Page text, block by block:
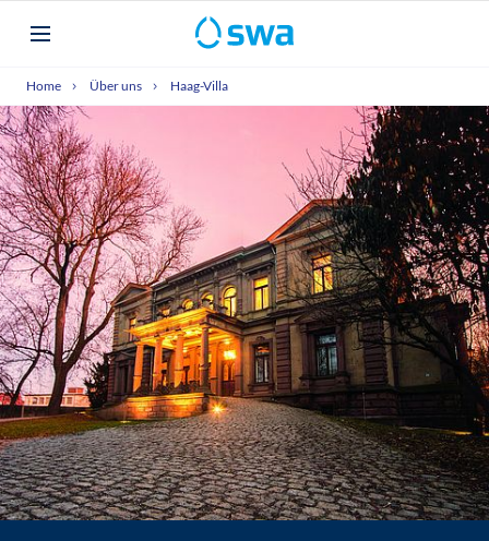
Home Über uns Haag-Villa